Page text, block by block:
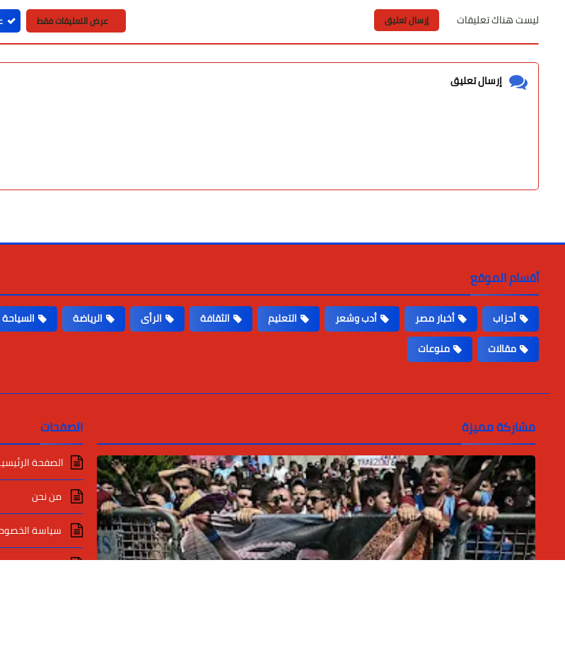
ليست هناك تعليقات إرسال تعليق عرض التعليقات فقط
إرسال تعليق
أقسام الموقع
أحزاب أخبار مصر أدب وشعر التعليم الثقافة الرأى الرياضة
مقالات
منوعات
مشاركة مميزة الصفحات
الصفحة
من نحن
سياسة
اتصل بنا